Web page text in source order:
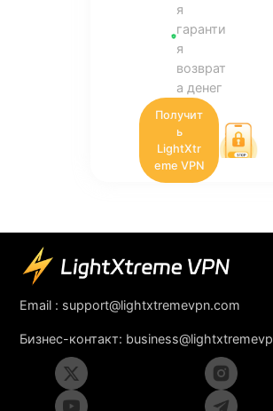
я
гаранти
я
возврат
а денег
Получит
ь
LightXtr
eme VPN
Email : support@lightxtremevpn.com
Бизнес-контакт: